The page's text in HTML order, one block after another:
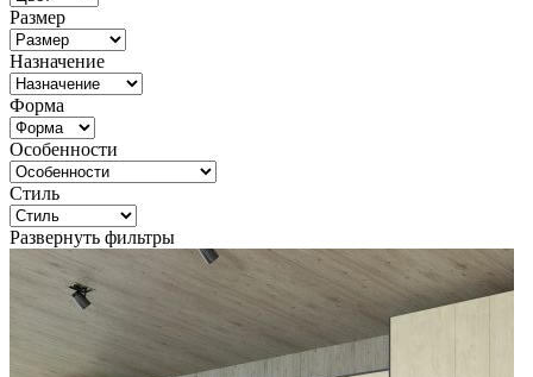
Размер
Назначение
Форма
Особенности
Стиль
Развернуть фильтры